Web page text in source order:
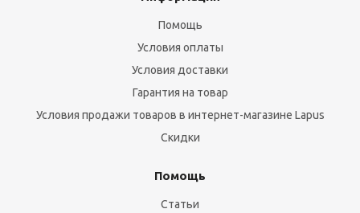
Помощь
Условия оплаты
Условия доставки
Гарантия на товар
Условия продажи товаров в интернет-магазине Lapus
Скидки
Помощь
Статьи